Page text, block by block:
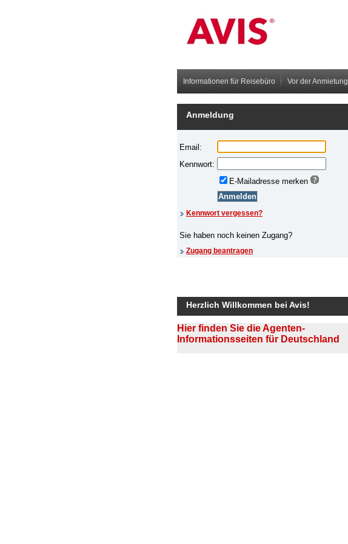
Informationen für Reisebüro Vor der Anmietung
Anmeldung
Herzlich Willkommen bei Avis!
Hier finden Sie die Agenten-
Informationsseiten für Deutschland